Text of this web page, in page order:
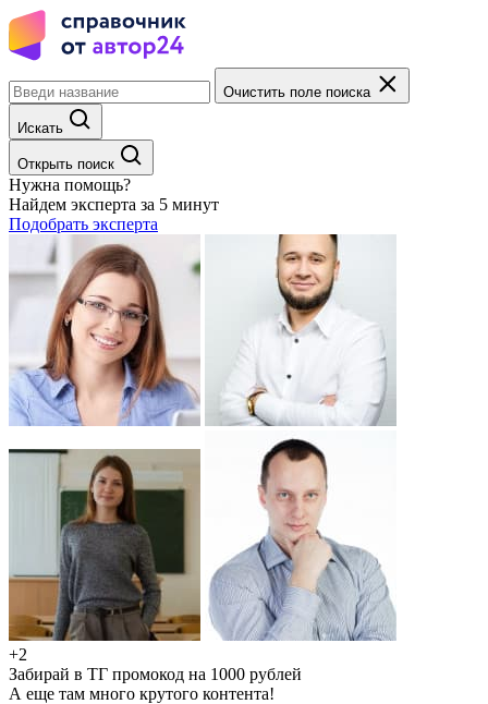
Очистить поле поиска
Искать
Открыть поиск
Нужна помощь?
Найдем эксперта за 5 минут
Подобрать эксперта
+2
Забирай в ТГ промокод на 1000 рублей
А еще там много крутого контента!